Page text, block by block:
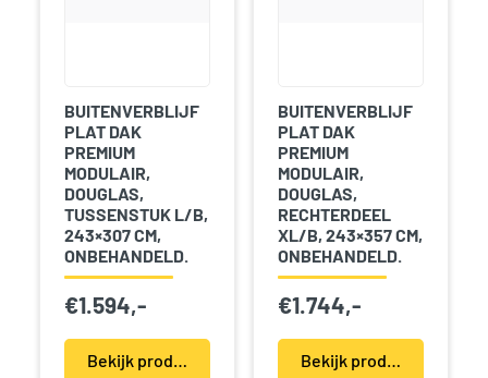
BUITENVERBLIJF
PLAT DAK
PREMIUM
MODULAIR,
DOUGLAS,
TUSSENSTUK L/B,
243×307 CM,
ONBEHANDELD.
€1.594,-
Bekijk product(en)
BUITENVERBLIJF
PLAT DAK
PREMIUM
MODULAIR,
DOUGLAS,
RECHTERDEEL
XL/B, 243×357 CM,
ONBEHANDELD.
€1.744,-
Bekijk product(en)